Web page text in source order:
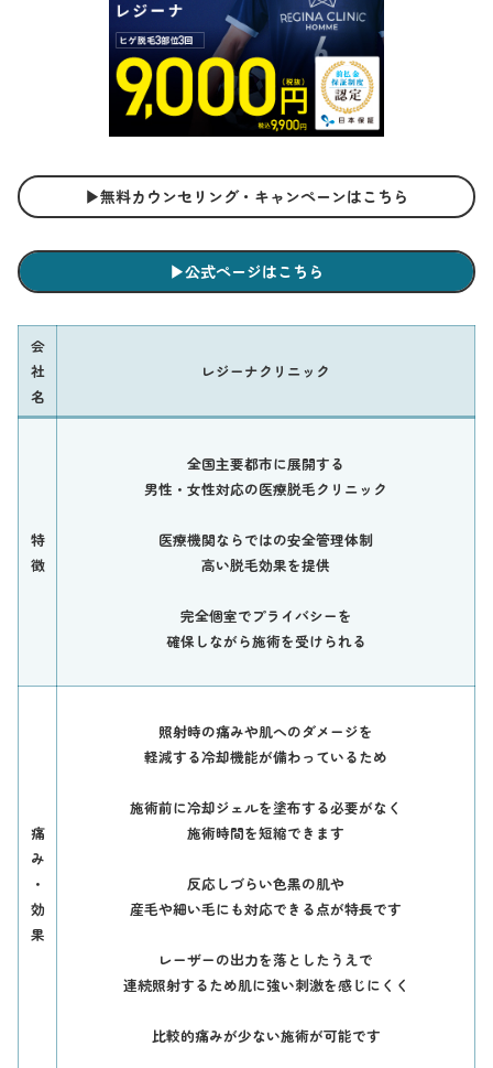
▶︎無料カウンセリング・キャンペーンはこちら
▶︎公式ページはこちら
会
社
名
レジーナクリニック
特
徴
全国主要都市に展開する
男性・女性対応の医療脱毛クリニック
医療機関ならではの安全管理体制
高い脱毛効果を提供
完全個室でプライバシーを
確保しながら施術を受けられる
痛
み
・
効
果
照射時の痛みや肌へのダメージを
軽減する冷却機能が備わっているため
施術前に冷却ジェルを塗布する必要がなく
施術時間を短縮できます
反応しづらい色黒の肌や
産毛や細い毛にも対応できる点が特長です
レーザーの出力を落としたうえで
連続照射するため肌に強い刺激を感じにくく
比較的痛みが少ない施術が可能です